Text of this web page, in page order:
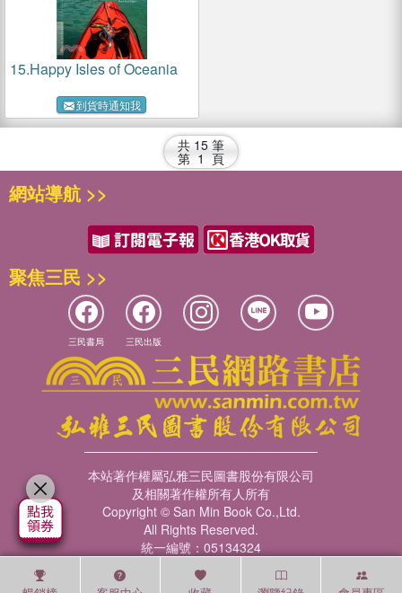
15.Happy Isles of Oceania
到貨時通知我
共 15 筆
第 1 頁
網站導航 >>
聚焦三民 >>
三民書局 三民出版
本站著作權屬弘雅三民圖書股份有限公司
及相關著作權所有人所有
Copyright © San Min Book Co.,Ltd.
All Rights Reserved.
統一編號：05134324